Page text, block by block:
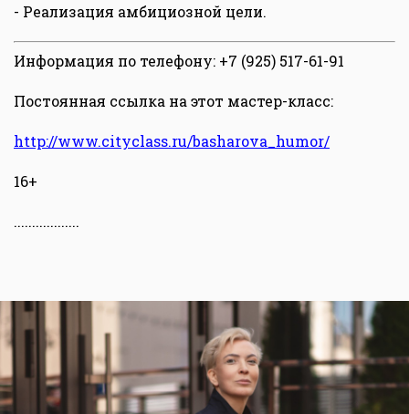
- Реализация амбициозной цели.
Информация по телефону: +7 (925) 517-61-91
Постоянная ссылка на этот мастер-класс:
http://www.cityclass.ru/basharova_humor/
16+
..................